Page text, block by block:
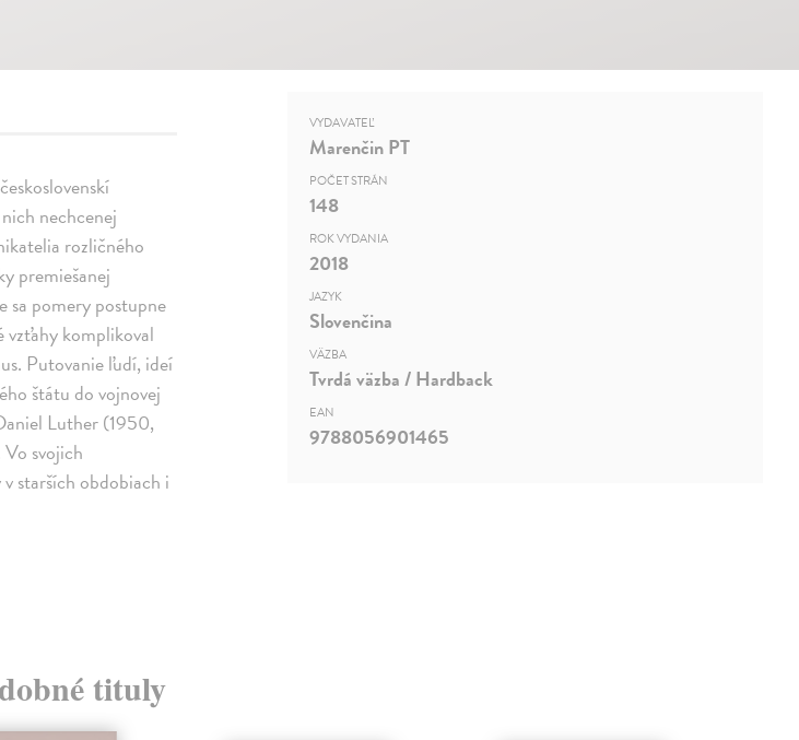
nechcenej
rozličného
premiešanej
sa pomery postupne
vzťahy komplikoval
Putovanie ľudí, ideí
štátu do vojnovej
Luther (1950,
svojich
starších obdobiach i
VYDAVATEĽ
Marenčin PT
POČET STRÁN
148
ROK VYDANIA
2018
JAZYK
Slovenčina
VÄZBA
Tvrdá väzba / Hardback
EAN
9788056901465
tituly